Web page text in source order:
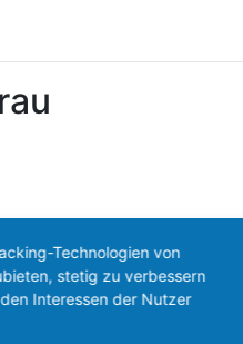
Oberau
Technologien von
stetig zu verbessern
Interessen der Nutzer